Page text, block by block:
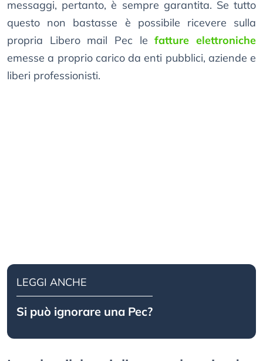
messaggi, pertanto, è sempre garantita. Se tutto
questo non bastasse è possibile ricevere sulla
propria Libero mail Pec lefatture elettroniche
emesse a proprio carico da enti pubblici, aziende e
liberi professionisti.
LEGGI ANCHE
Si può ignorare una Pec?